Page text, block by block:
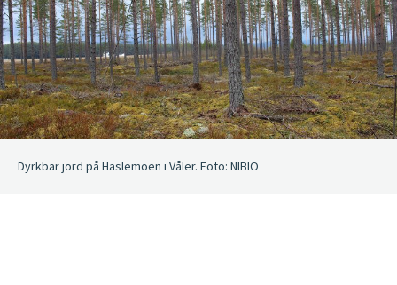
Dyrkbar jord på Haslemoen i Våler. Foto: NIBIO